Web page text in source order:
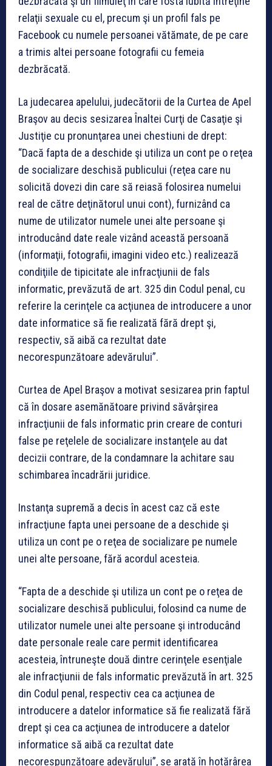
relaţii sexuale cu el, precum şi un profil fals pe
Facebook cu numele persoanei vătămate, de pe care
a trimis altei persoane fotografii cu femeia
dezbrăcată.
La judecarea apelului, judecătorii de la Curtea de Apel
Braşov au decis sesizarea Înaltei Curţi de Casaţie şi
Justiţie cu pronunţarea unei chestiuni de drept:
“Dacă fapta de a deschide şi utiliza un cont pe o reţea
de socializare deschisă publicului (reţea care nu
solicită dovezi din care să reiasă folosirea numelui
real de către deţinătorul unui cont), furnizând ca
nume de utilizator numele unei alte persoane şi
introducând date reale vizând această persoană
(informaţii, fotografii, imagini video etc.) realizează
condiţiile de tipicitate ale infracţiunii de fals
informatic, prevăzută de art. 325 din Codul penal, cu
referire la cerinţele ca acţiunea de introducere a unor
date informatice să fie realizată fără drept şi,
respectiv, să aibă ca rezultat date
necorespunzătoare adevărului”.
Curtea de Apel Braşov a motivat sesizarea prin faptul
că în dosare asemănătoare privind săvârşirea
infracţiunii de fals informatic prin creare de conturi
false pe reţelele de socializare instanţele au dat
decizii contrare, de la condamnare la achitare sau
schimbarea încadrării juridice.
Instanţa supremă a decis în acest caz că este
infracţiune fapta unei persoane de a deschide şi
utiliza un cont pe o reţea de socializare pe numele
unei alte persoane, fără acordul acesteia.
“Fapta de a deschide şi utiliza un cont pe o reţea de
socializare deschisă publicului, folosind ca nume de
utilizator numele unei alte persoane şi introducând
date personale reale care permit identificarea
acesteia, întruneşte două dintre cerinţele esenţiale
ale infracţiunii de fals informatic prevăzută în art. 325
din Codul penal, respectiv cea ca acţiunea de
introducere a datelor informatice să fie realizată fără
drept şi cea ca acţiunea de introducere a datelor
informatice să aibă ca rezultat date
necorespunzătoare adevărului”, se arată în hotărârea